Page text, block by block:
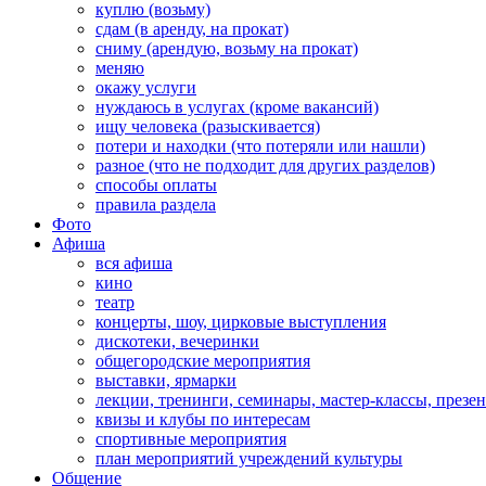
куплю (возьму)
сдам (в аренду, на прокат)
сниму (арендую, возьму на прокат)
меняю
окажу услуги
нуждаюсь в услугах (кроме вакансий)
ищу человека (разыскивается)
потери и находки (что потеряли или нашли)
разное (что не подходит для других разделов)
способы оплаты
правила раздела
Фото
Афиша
вся афиша
кино
театр
концерты, шоу, цирковые выступления
дискотеки, вечеринки
общегородские мероприятия
выставки, ярмарки
лекции, тренинги, семинары, мастер-классы,
квизы и клубы по интересам
спортивные мероприятия
план мероприятий учреждений культуры
Общение